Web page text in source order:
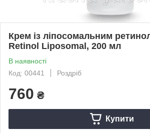
Крем із ліпосомальним
Retinol Liposomal, 200 мл
В наявності
Код: 00441
Роздріб
760 ₴
Купити